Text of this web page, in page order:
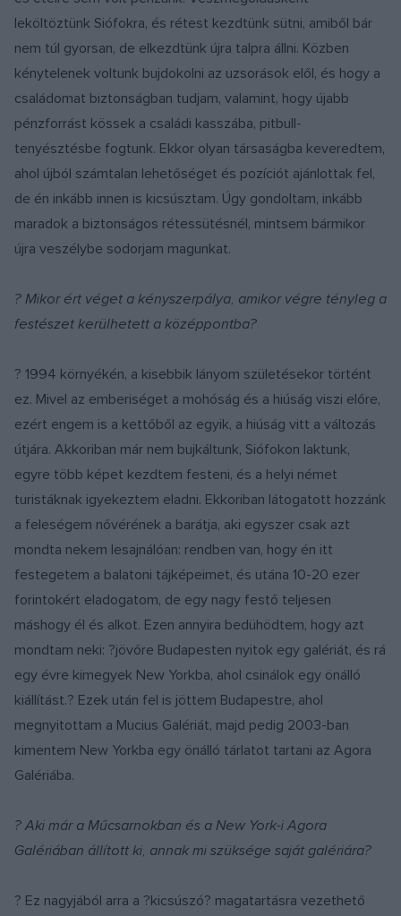
leköltöztünk Siófokra, és rétest kezdtünk sütni, amiből bár
nem túl gyorsan, de elkezdtünk újra talpra állni. Közben
kénytelenek voltunk bujdokolni az uzsorások elől, és hogy a
családomat biztonságban tudjam, valamint, hogy újabb
pénzforrást kössek a családi kasszába, pitbull-
tenyésztésbe fogtunk. Ekkor olyan társaságba keveredtem,
ahol újból számtalan lehetőséget és pozíciót ajánlottak fel,
de én inkább innen is kicsúsztam. Úgy gondoltam, inkább
maradok a biztonságos rétessütésnél, mintsem bármikor
újra veszélybe sodorjam magunkat.
? Mikor ért véget a kényszerpálya, amikor végre tényleg a
festészet kerülhetett a középpontba?
? 1994 környékén, a kisebbik lányom születésekor történt
ez. Mivel az emberiséget a mohóság és a hiúság viszi előre,
ezért engem is a kettőből az egyik, a hiúság vitt a változás
útjára. Akkoriban már nem bujkáltunk, Siófokon laktunk,
egyre több képet kezdtem festeni, és a helyi német
turistáknak igyekeztem eladni. Ekkoriban látogatott hozzánk
a feleségem nővérének a barátja, aki egyszer csak azt
mondta nekem lesajnálóan: rendben van, hogy én itt
festegetem a balatoni tájképeimet, és utána 10-20 ezer
forintokért eladogatom, de egy nagy festő teljesen
máshogy él és alkot. Ezen annyira bedühödtem, hogy azt
mondtam neki: ?jövőre Budapesten nyitok egy galériát, és rá
egy évre kimegyek New Yorkba, ahol csinálok egy önálló
kiállítást.? Ezek után fel is jöttem Budapestre, ahol
megnyitottam a Mucius Galériát, majd pedig 2003-ban
kimentem New Yorkba egy önálló tárlatot tartani az Agora
Galériába.
? Aki már a Műcsarnokban és a New York-i Agora
Galériában állított ki, annak mi szüksége saját galériára?
? Ez nagyjából arra a ?kicsúszó? magatartásra vezethető